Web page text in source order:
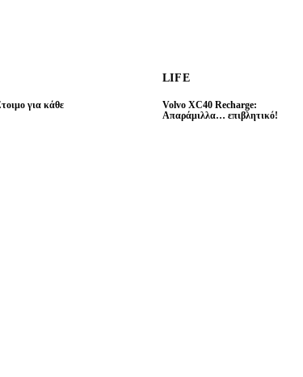
για κάθε
LIFE
Volvo XC40 Recharge:
Απαράμιλλα… επιβλητικό!